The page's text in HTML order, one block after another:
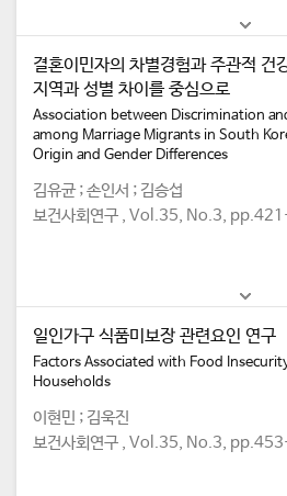
결혼이민자의 차별경험과 주관적 건
지역과 성별 차이를 중심으로
Association between Discrimination
among Marriage Migrants in South
Origin and Gender Differences
김유균 ; 손인서 ; 김승섭
보건사회연구 , Vol.35, No.3,
일인가구 식품미보장 관련요인 연구
Factors Associated with Food
Households
이현민 ; 김욱진
보건사회연구 , Vol.35, No.3,